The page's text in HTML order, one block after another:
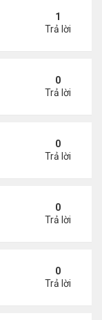
mắt ngày 8/3
1
Trả lời
Với Những Tác
0
Trả lời
0
Trả lời
0
Trả lời
xuất hiện trên
0
Trả lời